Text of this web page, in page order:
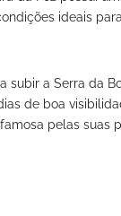
ideais
subir a Serra da
de boa
pelas suas